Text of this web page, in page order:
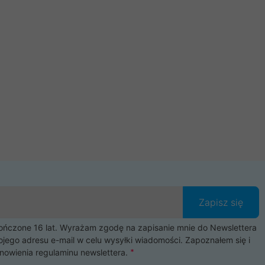
Zapisz się
16 lat. Wyrażam zgodę na zapisanie mnie do Newslettera
adresu e-mail w celu wysyłki wiadomości. Zapoznałem się i
regulaminu newslettera.